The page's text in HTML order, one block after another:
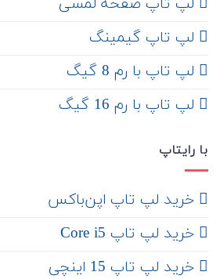
لپ تاپ صفحه لمسی
لپ تاپ گیمینگ
لپ تاپ با رم 8 گیگ
لپ تاپ با رم 16 گیگ
با رایتاپ
‌ خرید لپ تاپ اپن‌باکس
خرید لپ تاپ Core i5
‌‌ خرید لپ تاپ 15 اینچی